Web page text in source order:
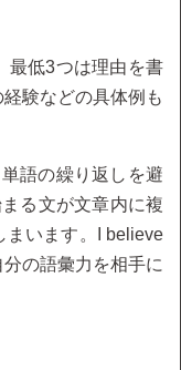
最低3つは理由を書
験などの具体例も
語の繰り返しを避
る文が文章内に複
まいます。I believe
の語彙力を相手に